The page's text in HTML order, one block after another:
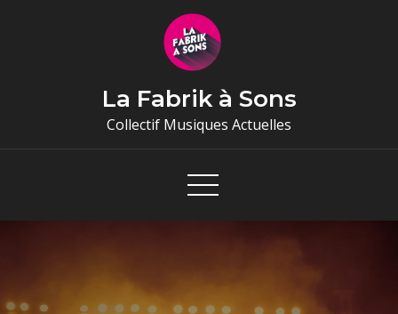
La Fabrik à Sons
Collectif Musiques Actuelles